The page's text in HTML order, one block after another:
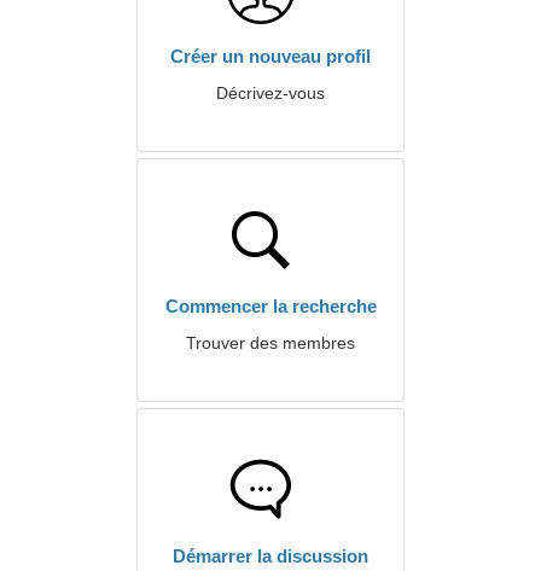
Créer un nouveau profil
Décrivez-vous
Commencer la recherche
Trouver des membres
Démarrer la discussion